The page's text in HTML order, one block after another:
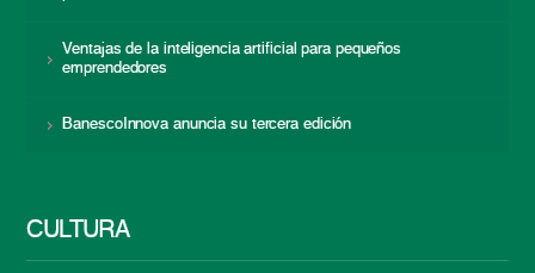
Ventajas de la inteligencia artificial para pequeños
emprendedores
BanescoInnova anuncia su tercera edición
CULTURA